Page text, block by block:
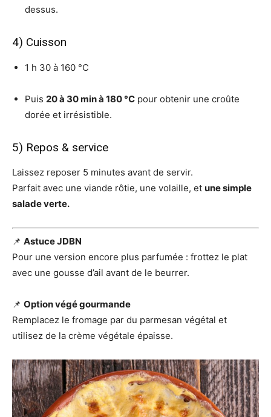
dessus.
4) Cuisson
1 h 30 à 160 °C
Puis 20 à 30 min à 180 °C pour obtenir une croûte
dorée et irrésistible.
5) Repos & service
Laissez reposer 5 minutes avant de servir.
Parfait avec une viande rôtie, une volaille, et une simple
salade verte.
📌 Astuce JDBN
Pour une version encore plus parfumée : frottez le plat
avec une gousse d’ail avant de le beurrer.
📌 Option végé gourmande
Remplacez le fromage par du parmesan végétal et
utilisez de la crème végétale épaisse.